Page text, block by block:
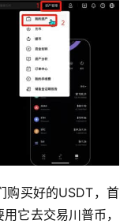
购买好的USDT，首
它去交易川普币，